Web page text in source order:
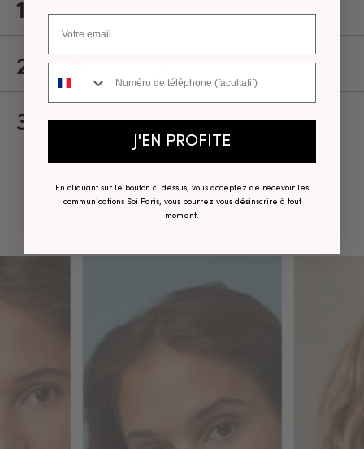
1
2 Un élégant col classique.
3 De jolis boutons recouverts de tissu imprimé.
DANS LE
MÊME IMPRIMÉ
Numéro de téléphone
J'EN PROFITE
En cliquant sur le bouton ci dessus, vous acceptez de recevoir les
communications Soi Paris, vous pourrez vous désinscrire à tout
moment.